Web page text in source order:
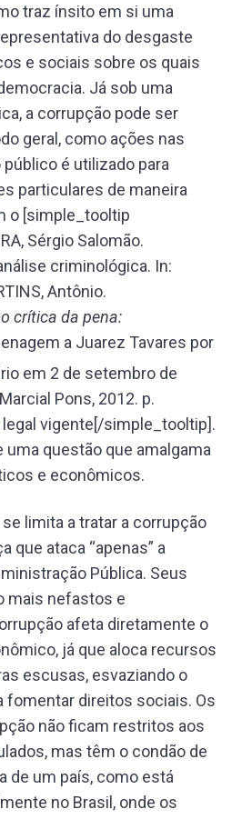
traz ínsito em si uma
do desgaste
e sociais sobre os quais
Já sob uma
a corrupção pode ser
geral, como ações nas
é utilizado para
particulares de maneira
o [simple_tooltip
Sérgio Salomão.
criminológica. In:
Antônio.
crítica da pena:
a Juarez Tavares por
em 2 de setembro de
Pons, 2012. p.
legal vigente[/simple_tooltip].
uma questão que amalgama
e econômicos.
limita a tratar a corrupção
que ataca “apenas” a
Pública. Seus
mais nefastos e
afeta diretamente o
já que aloca recursos
escusas, esvaziando o
fomentar direitos sociais. Os
não ficam restritos aos
mas têm o condão de
de um país, como está
no Brasil, onde os